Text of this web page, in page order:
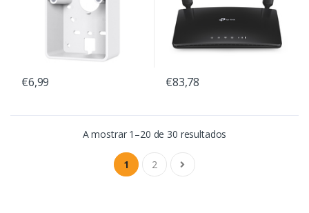
€6,99 €83,78
A mostrar 1–20 de 30 resultados
1 2